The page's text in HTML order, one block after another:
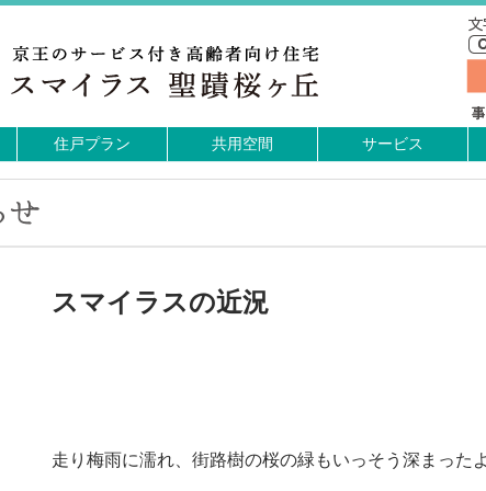
住戸プラン 共用空間 サービス
スマイラスの近況
走り梅雨に濡れ、街路樹の桜の緑もいっそう深まった